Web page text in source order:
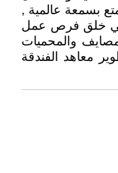
بسمعة عالمية ,
في خلق فرص عمل
والمحميات
معاهد الفندقة